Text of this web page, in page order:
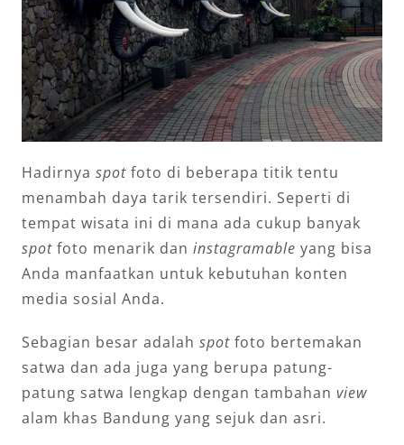
Hadirnya spotfoto di beberapa titik tentu
menambah daya tarik tersendiri. Seperti di
tempat wisata ini di mana ada cukup banyak
spotfoto menarik dan instagramable yang bisa
Anda manfaatkan untuk kebutuhan konten
media sosial Anda.
Sebagian besar adalah spotfoto bertemakan
satwa dan ada juga yang berupa patung-
patung satwa lengkap dengan tambahan view
alam khas Bandung yang sejuk dan asri.